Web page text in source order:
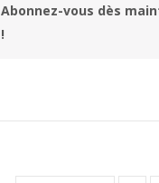
Abonnez-vous dès
!